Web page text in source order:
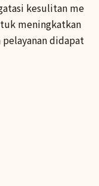
kesulitan me
meningkatkan
didapat